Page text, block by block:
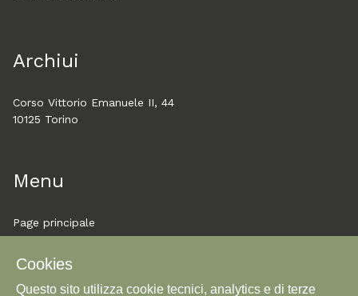
Archiui
Corso Vittorio Emanuele II, 44
10125 Torino
Menu
Page principale
Explorer
Parcours
Cookies
Questo sito utilizza cookie tecnici, analytics e di terze